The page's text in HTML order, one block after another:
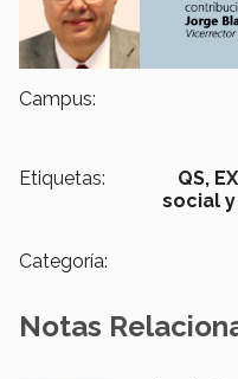
Campus:
Etiquetas: QS,
social
Categoría:
Notas